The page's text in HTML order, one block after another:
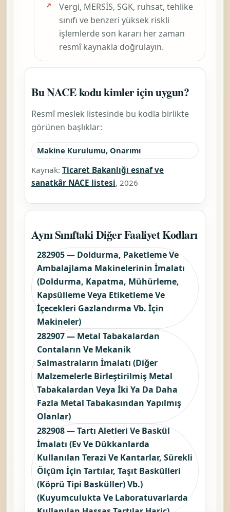
Vergi, MERSİS, SGK, ruhsat, tehlike
sınıfı ve benzeri yüksek riskli
işlemlerde son kararı her zaman
resmî kaynakla doğrulayın.
Bu NACE kodu kimler için uygun?
Resmî meslek listesinde bu kodla birlikte
görünen başlıklar:
Makine Kurulumu, Onarımı
Kaynak: Ticaret Bakanlığı esnaf ve
sanatkâr NACE listesi, 2026
Aynı Sınıftaki Diğer Faaliyet Kodları
282905 — Doldurma, Paketleme Ve
Ambalajlama Makinelerinin İmalatı
(Doldurma, Kapatma, Mühürleme,
Kapsülleme Veya Etiketleme Ve
İçecekleri Gazlandırma Vb. İçin
Makineler)
282907 — Metal Tabakalardan
Contaların Ve Mekanik
Salmastraların İmalatı (Diğer
Malzemelerle Birleştirilmiş Metal
Tabakalardan Veya İki Ya Da Daha
Fazla Metal Tabakasından Yapılmış
Olanlar)
282908 — Tartı Aletleri Ve Baskül
İmalatı (Ev Ve Dükkanlarda
Kullanılan Terazi Ve Kantarlar, Sürekli
Ölçüm İçin Tartılar, Taşıt Baskülleri
(Köprü Tipi Basküller) Vb.)
(Kuyumculukta Ve Laboratuvarlarda